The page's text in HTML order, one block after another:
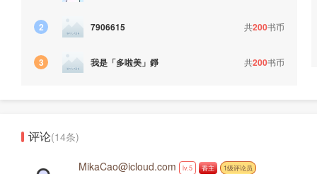
2 7906615 共200书币
3 我是「多啦美」錚 共200书币
评论(14条)
MikaCao@icloud.com lv.5 香主 1级评论员